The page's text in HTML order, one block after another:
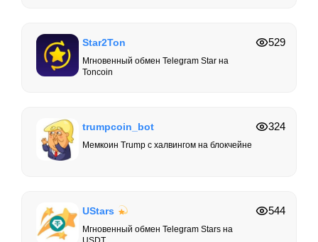
Star2Ton
Мгновенный обмен Telegram Star на
Toncoin
529
trumpcoin_bot
Мемкоин Trump с халвингом на блокчейне
324
UStars
Мгновенный обмен Telegram Stars на
544